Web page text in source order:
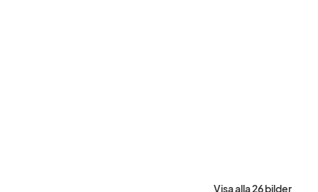
Visa alla 26 bilder